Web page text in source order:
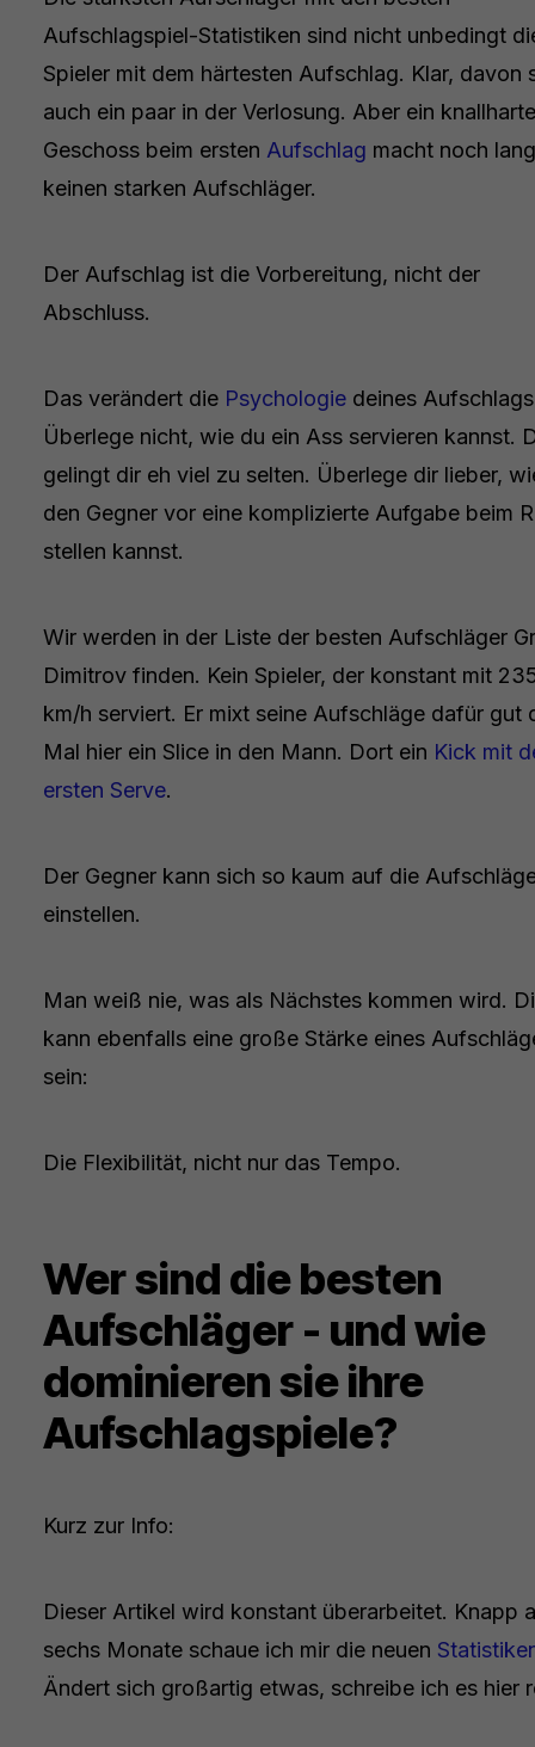
Aufschlagspiel-Statistiken sind nicht unbedingt
Spieler mit dem härtesten Aufschlag. Klar, davon
auch ein paar in der Verlosung. Aber ein
Geschoss beim ersten Aufschlag macht noch
keinen starken Aufschläger.
Der Aufschlag ist die Vorbereitung, nicht der
Abschluss.
Das verändert die Psychologiedeines
Überlege nicht, wie du ein Ass servieren kannst.
gelingt dir eh viel zu selten. Überlege dir lieber,
den Gegner vor eine komplizierte Aufgabe beim
stellen kannst.
Wir werden in der Liste der besten Aufschläger
Dimitrov finden. Kein Spieler, der konstant mit
km/h serviert. Er mixt seine Aufschläge dafür gut
Mal hier ein Slice in den Mann. Dort ein Kick mit
ersten Serve.
Der Gegner kann sich so kaum auf die
einstellen.
Man weiß nie, was als Nächstes kommen wird.
kann ebenfalls eine große Stärke eines
sein:
Die Flexibilität, nicht nur das Tempo.
Wer sind die besten
Aufschläger - und wie
dominieren sie ihre
Aufschlagspiele?
Kurz zur Info:
Dieser Artikel wird konstant überarbeitet. Knapp
sechs Monate schaue ich mir die neuen
Ändert sich großartig etwas, schreibe ich es hier